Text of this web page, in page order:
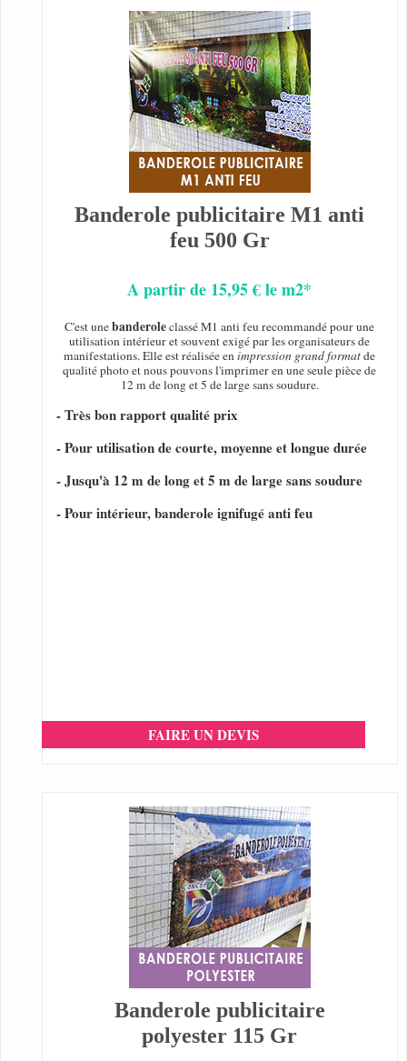
Banderole publicitaire M1 anti
feu 500 Gr
A partir de 15,95 € le m2*
C'est unebanderoleclassé M1 anti feu recommandé pour une
utilisation intérieur et souvent exigé par les organisateurs de
manifestations. Elle est réalisée enimpression grand formatde
qualité photo et nous pouvons l'imprimer en une seule pièce de
12 m de long et 5 de large sans soudure.
- Très bon rapport qualité prix
- Pour utilisation de courte, moyenne et longue durée
- Jusqu'à 12 m de long et 5 m de large sans soudure
- Pour intérieur, banderole ignifugé anti feu
FAIRE UN DEVIS
Banderole publicitaire
polyester 115 Gr